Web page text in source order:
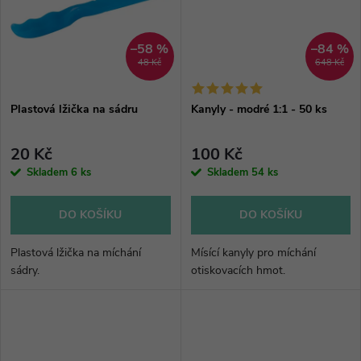
ů
ů
48 Kč
–58 %
Plastová lžička na sádru
20 Kč
Skladem 6 ks
DO KOŠÍKU
Plastová lžička na míchání
sádry.
648 Kč
–84 %
Kanyly - modré 1:1 - 50 ks
100 Kč
Skladem 54 ks
DO KOŠÍKU
Mísící kanyly pro míchání
otiskovacích hmot.